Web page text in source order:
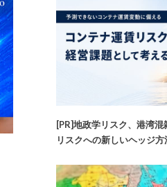
[PR]地政学リスク、港湾
リスクへの新しいヘッジ方